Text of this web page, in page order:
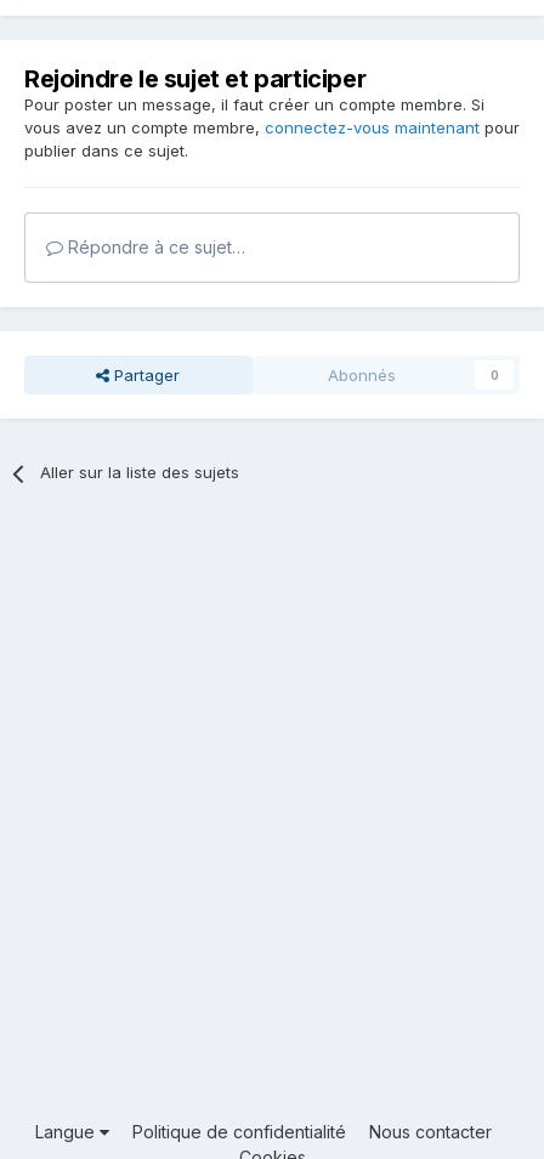
Rejoindre le sujet et participer
Pour poster un message, il faut créer un compte membre. Si
vous avez un compte membre, connectez-vous maintenant pour
publier dans ce sujet.
Répondre à ce sujet…
Partager Abonnés 0
Aller sur la liste des sujets
Langue Politique de confidentialité
Nous contacter